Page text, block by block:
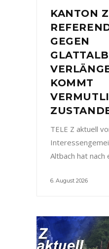
KANTON
GEGEN
KOMMT
TELE Z aktuell
Altbach hat nach
6. August 2026